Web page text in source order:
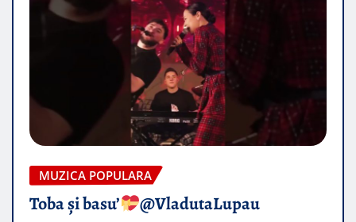
MUZICA POPULARA
Toba și basu’ @VladutaLupau